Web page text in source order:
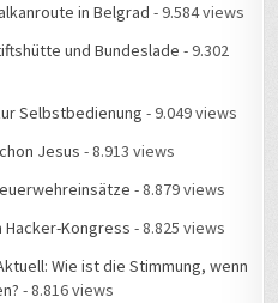
in Belgrad - 9.584 views
und Bundeslade - 9.302
Selbstbedienung - 9.049 views
Jesus - 8.913 views
- 8.879 views
Hacker-Kongress - 8.825 views
Wie ist die Stimmung, wenn
- 8.816 views